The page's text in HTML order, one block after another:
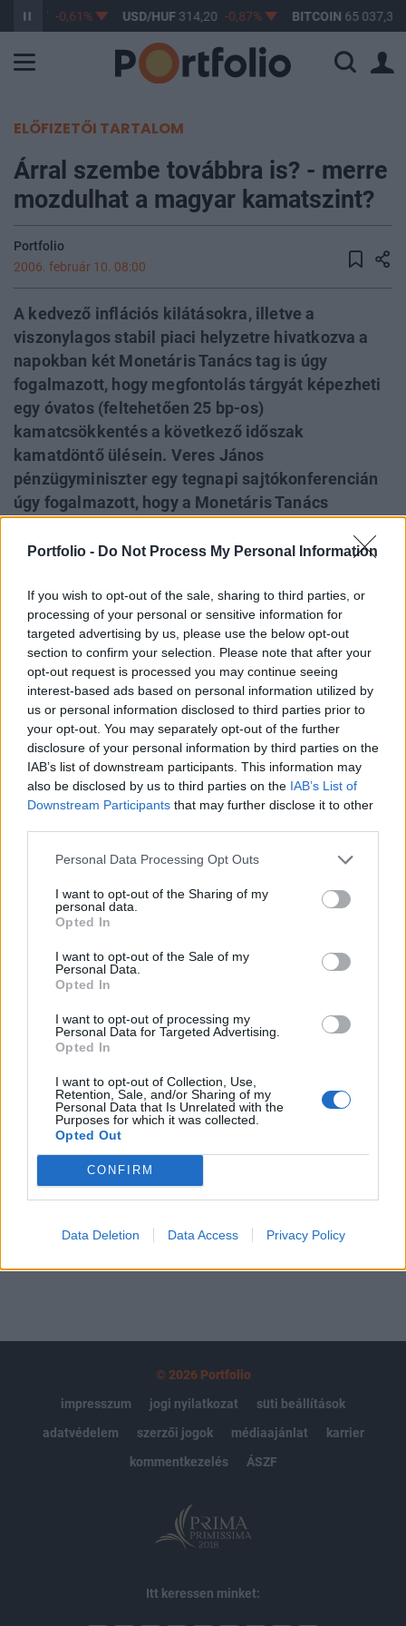
Portfolio - Do Not Process My Personal Information
If you wish to opt-out of the sale, sharing to third parties, or
processing of your personal or sensitive information for
targeted advertising by us, please use the below opt-out
section to confirm your selection. Please note that after your
opt-out request is processed you may continue seeing
interest-based ads based on personal information utilized by
us or personal information disclosed to third parties prior to
your opt-out. You may separately opt-out of the further
disclosure of your personal information by third parties on the
IAB’s list of downstream participants. This information may
also be disclosed by us to third parties on the IAB’s List of
Downstream Participants that may further disclose it to other
Personal Data Processing Opt Outs
I want to opt-out of the Sharing of my
personal data.
Opted In
I want to opt-out of the Sale of my
Personal Data.
Opted In
I want to opt-out of processing my
Personal Data for Targeted Advertising.
Opted In
I want to opt-out of Collection, Use,
Retention, Sale, and/or Sharing of my
Personal Data that Is Unrelated with the
Purposes for which it was collected.
Opted Out
CONFIRM
Data Deletion Data Access Privacy Policy
363,17 -0,61% USD/HUF314,20 -0,87% BITCOIN65 037,30
ELŐFIZETŐI TARTALOM
Árral szembe továbbra is? - merre
mozdulhat a magyar kamatszint?
Portfolio
2006. február 10. 08:00
A kedvező inflációs kilátásokra, illetve a
viszonylagos stabil piaci helyzetre hivatkozva a
napokban két Monetáris Tanács tag is úgy
fogalmazott, hogy megfontolás tárgyát képezheti
egy óvatos (feltehetően 25 bp-os)
kamatcsökkentés a következő időszak
kamatdöntő ülésein. Veres János
pénzügyminiszter egy tegnapi sajtókonferencián
úgy fogalmazott, hogy a Monetáris Tanács
kamatcsökkentést is meg kellene fontolnia).
FED, illetve még két EKB kamatemelésre
számítanak az elkövetkezendő hónapokban, így a
makrogazdasági fundamentumok miatt
fokozottan sérülékeny magyar piaci kamatfelár
két irányból is szűkülhetne.
Egymással "szembe mozgó" kamatok. Jelenleg a magyar
alapkamat (szeptember 20. óta) 6%-on áll, az Európai
Központi Bank rátája december eleje óta 2.25%-on, az
amerikai jegybank szerepét betöltő FED kamatszintje e
hónap eleje óta 4.50%-on. Amint az az alábbi ábrán is jól
kamatcsökkentés, illetve a 175 bp-os FED kamatemelés
A keresett cikk a portfolio.hu hírarchívumához
tartozik, melynek olvasása előfizetéses
regisztrációhoz kötött.
Az előfizetés a következőket tartalmazza:
Portfolio.hu teljes cikkarchívum
Kötéslisták: BÉT elmúlt 2 év napon belüli
kötéslistái
MÁR ELŐFIZETŐNK VAGY?BEJELENTKEZÉS
© 2026 Portfolio
impresszum
jogi nyilatkozat
süti beállítások
adatvédelem
szerzői jogok médiaajánlat
karrier
kommentkezelés
ÁSZF
Itt keressen minket: